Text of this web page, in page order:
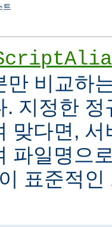
트
만 비교하
. 지정한
맞다면,
파일명으
표준적인